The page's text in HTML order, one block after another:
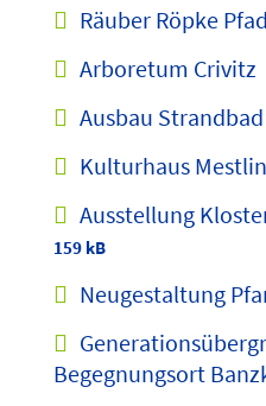
Räuber Röpke Pfad
Arboretum Crivitz
Ausbau
Kulturhaus Mestlin
Ausstellung
159 kB
Neugestaltung
Begegnungsort